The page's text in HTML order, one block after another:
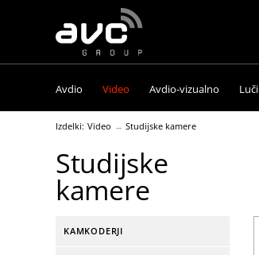
AVC
Group
Avdio Video Avdio-vizualno Luči
Izdelki: Video Studijske kamere
Studijske
kamere
KAMKODERJI